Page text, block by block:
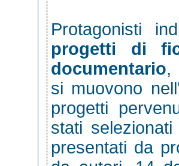
Protagonisti
progetti di
documentario,
si muovono
progetti
stati
presentati da